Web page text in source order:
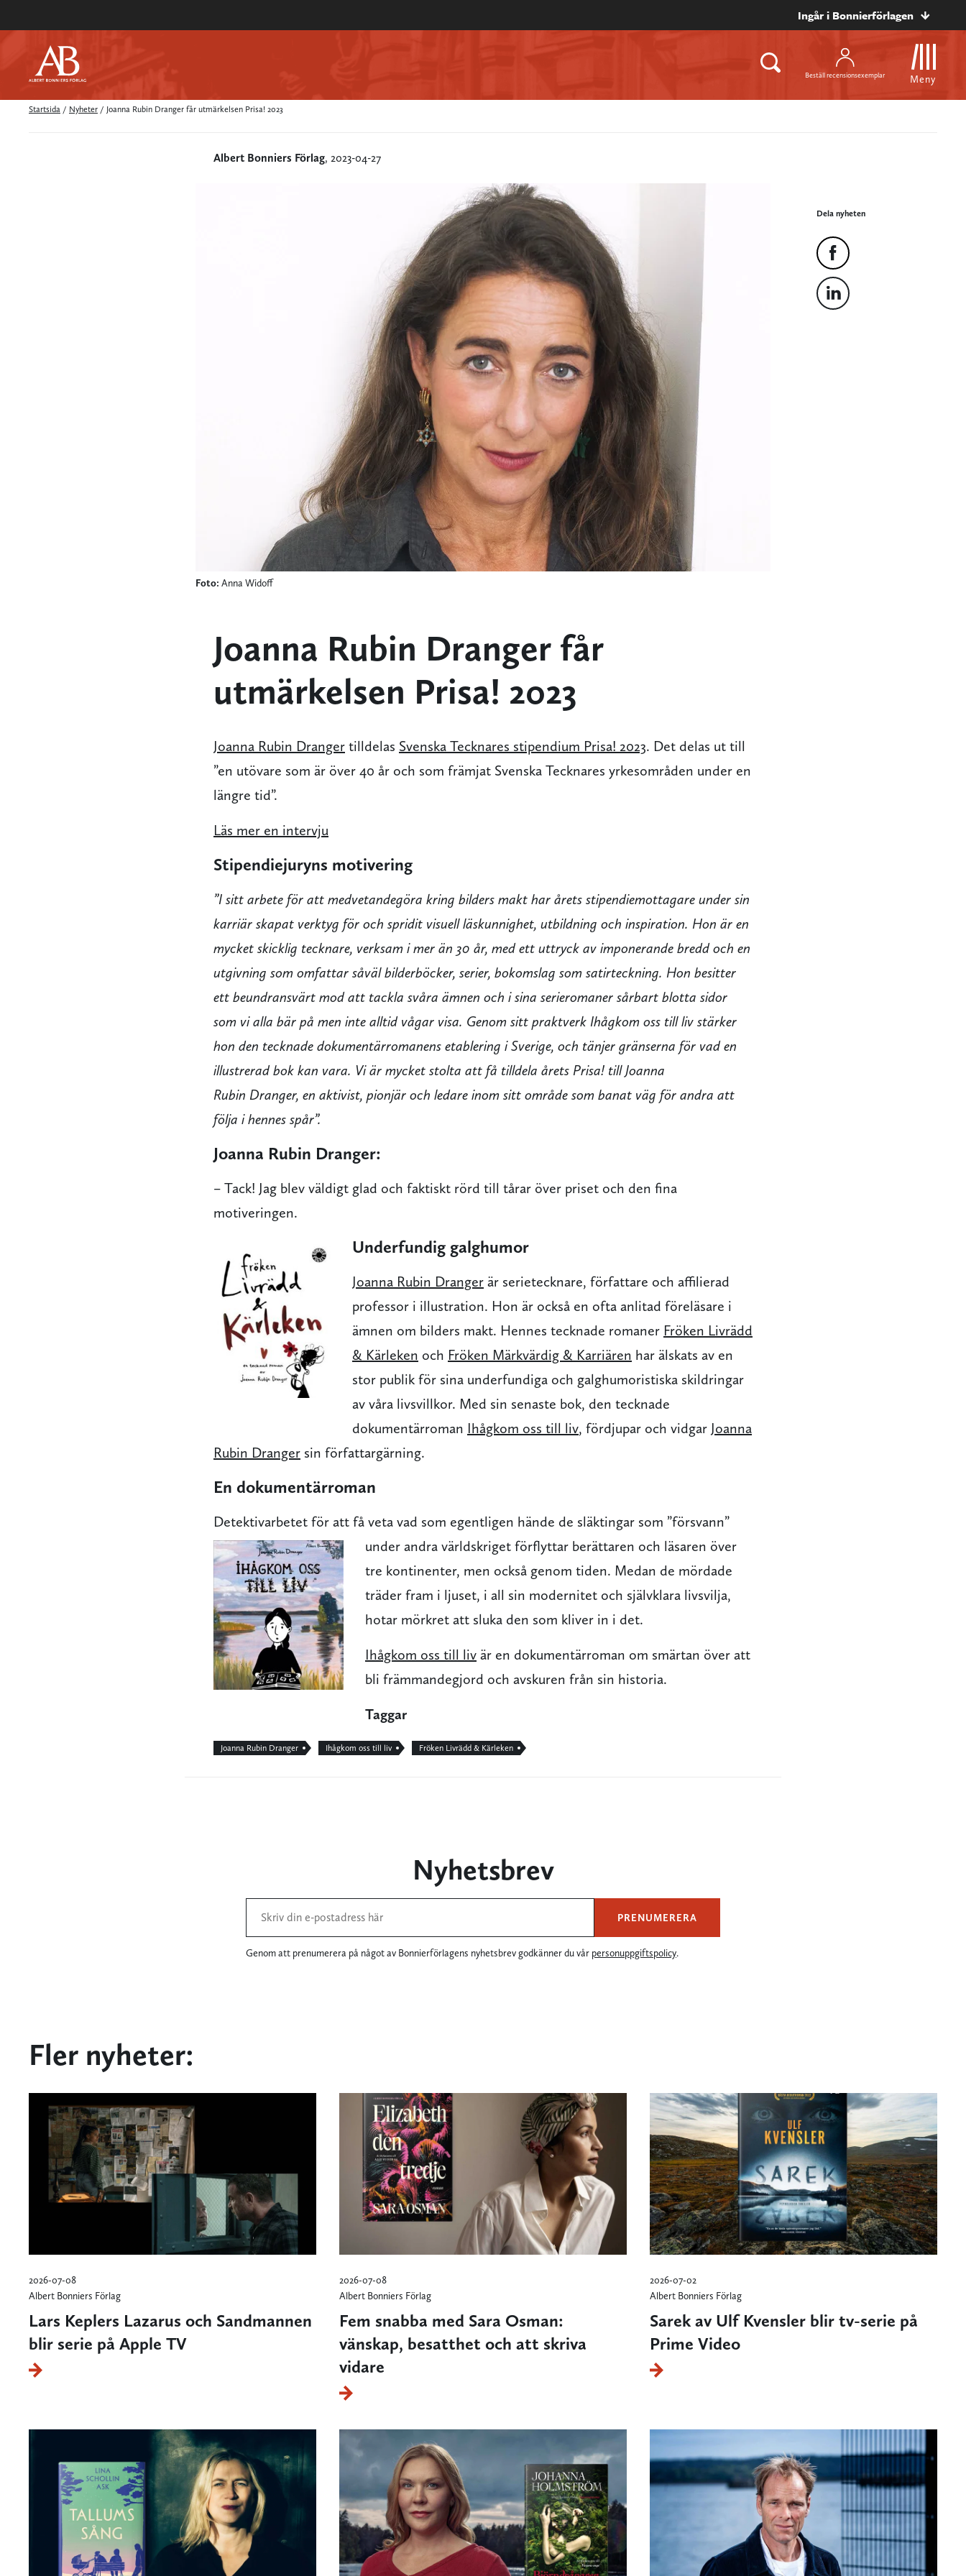
Ingår i Bonnierförlagen
Beställ recensionsexemplar Meny
Startsida / Nyheter / Joanna Rubin Dranger får utmärkelsen Prisa! 2023
Albert Bonniers Förlag, 2023-04-27
Foto: Anna Widoff
Dela nyheten
Joanna Rubin Dranger får
utmärkelsen Prisa! 2023
Joanna Rubin Dranger tilldelas Svenska Tecknares stipendium Prisa! 2023. Det delas ut till
”en utövare som är över 40 år och som främjat Svenska Tecknares yrkesområden under en
längre tid”.
Läs mer en intervju
Stipendiejuryns motivering
”I sitt arbete för att medvetandegöra kring bilders makt har årets stipendiemottagare under sin
karriär skapat verktyg för och spridit visuell läskunnighet, utbildning och inspiration. Hon är en
mycket skicklig tecknare, verksam i mer än 30 år, med ett uttryck av imponerande bredd och en
utgivning som omfattar såväl bilderböcker, serier, bokomslag som satirteckning. Hon besitter
ett beundransvärt mod att tackla svåra ämnen och i sina serieromaner sårbart blotta sidor
som vi alla bär på men inte alltid vågar visa. Genom sitt praktverk Ihågkom oss till liv stärker
hon den tecknade dokumentärromanens etablering i Sverige, och tänjer gränserna för vad en
illustrerad bok kan vara. Vi är mycket stolta att få tilldela årets Prisa! till Joanna
Rubin Dranger, en aktivist, pionjär och ledare inom sitt område som banat väg för andra att
följa i hennes spår”.
Joanna Rubin Dranger:
– Tack! Jag blev väldigt glad och faktiskt rörd till tårar över priset och den fina
motiveringen.
Underfundig galghumor
Joanna Rubin Dranger är serietecknare, författare och affilierad
professor i illustration. Hon är också en ofta anlitad föreläsare i
ämnen om bilders makt. Hennes tecknade romaner Fröken Livrädd
& Kärleken och Fröken Märkvärdig & Karriären har älskats av en
stor publik för sina underfundiga och galghumoristiska skildringar
av våra livsvillkor. Med sin senaste bok, den tecknade
dokumentärroman Ihågkom oss till liv, fördjupar och vidgar Joanna
Rubin Dranger sin författargärning.
En dokumentärroman
Detektivarbetet för att få veta vad som egentligen hände de släktingar som ”försvann”
under andra världskriget förflyttar berättaren och läsaren över
tre kontinenter, men också genom tiden. Medan de mördade
träder fram i ljuset, i all sin modernitet och självklara livsvilja,
hotar mörkret att sluka den som kliver in i det.
Ihågkom oss till liv är en dokumentärroman om smärtan över att
bli främmandegjord och avskuren från sin historia.
Taggar
Joanna Rubin Dranger Ihågkom oss till liv Fröken Livrädd & Kärleken
Nyhetsbrev
PRENUMERERA
Genom att prenumerera på något av Bonnierförlagens nyhetsbrev godkänner du vår personuppgiftspolicy.
Fler nyheter:
2026-07-08
Albert Bonniers Förlag
Lars Keplers Lazarus och Sandmannen
blir serie på Apple TV
2026-07-08
Albert Bonniers Förlag
Fem snabba med Sara Osman:
vänskap, besatthet och att skriva
vidare
2026-07-02
Albert Bonniers Förlag
Sarek av Ulf Kvensler blir tv-serie på
Prime Video